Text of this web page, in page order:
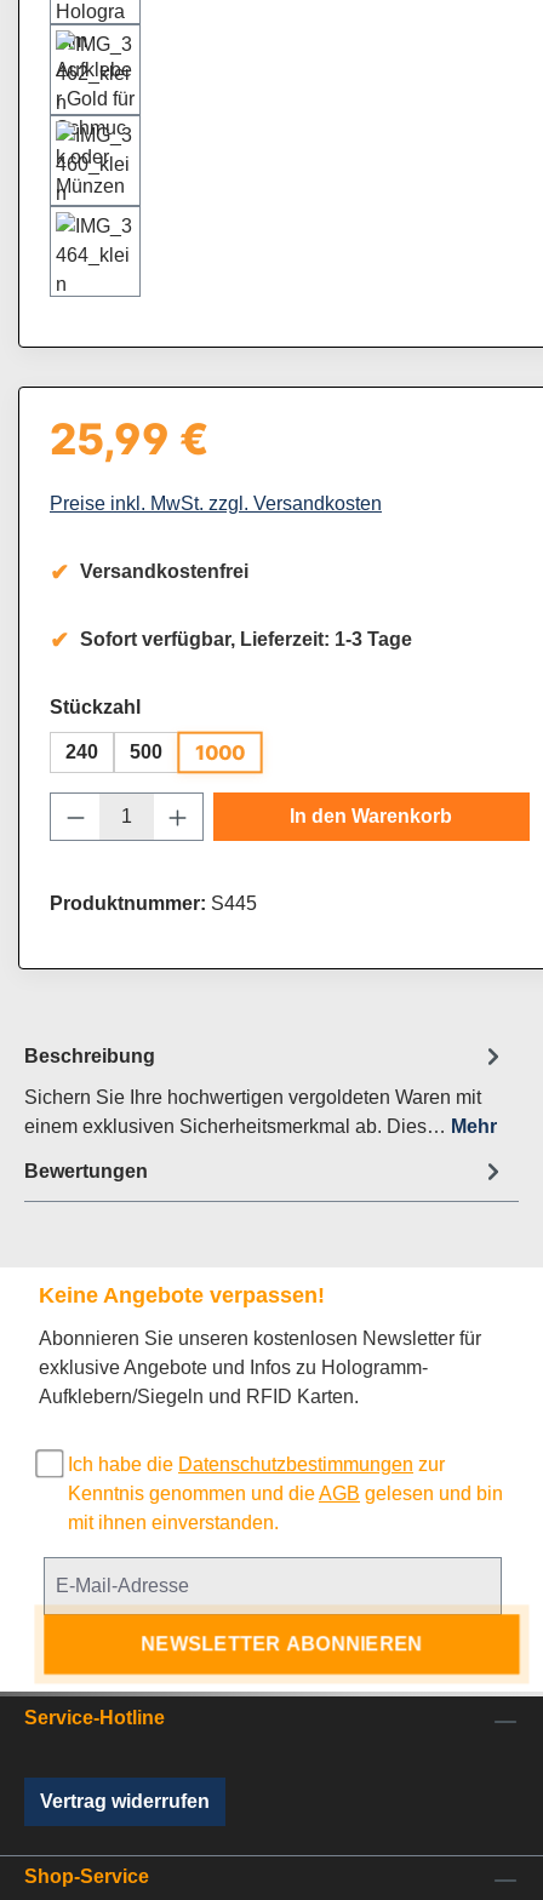
Regulärer Preis:
25,99 €
Preise inkl. MwSt. zzgl. Versandkosten
Versandkostenfrei
Sofort verfügbar, Lieferzeit: 1-3 Tage
Stückzahl auswählen
240 500 1000
Produkt Anzahl: Gib den gewünschten
In den Warenkorb
Produktnummer: S445
Beschreibung
Sichern Sie Ihre hochwertigen vergoldeten Waren mit
einem exklusiven Sicherheitsmerkmal ab. Dies… Mehr
Bewertungen
Keine Angebote verpassen!
Abonnieren Sie unseren kostenlosen Newsletter für
exklusive Angebote und Infos zu Hologramm-
Aufklebern/Siegeln und RFID Karten.
Ich habe die Datenschutzbestimmungen zur
Kenntnis genommen und dieAGB gelesen und bin
mit ihnen einverstanden.
NEWSLETTER ABONNIEREN
Service-Hotline
Vertrag widerrufen
Shop-Service